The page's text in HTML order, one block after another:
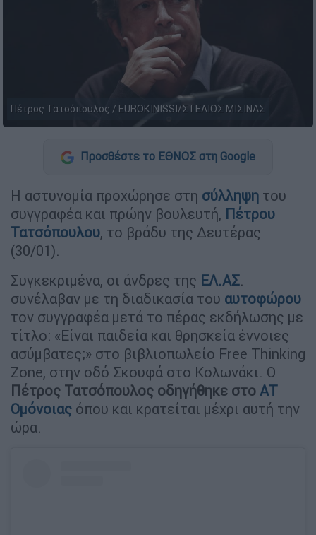
Πέτρος Τατσόπουλος / EUROKINISSI/ΣΤΕΛΙΟΣ ΜΙΣΙΝΑΣ
Προσθέστε το ΕΘΝΟΣ στη Google
Η αστυνομία προχώρησε στη σύλληψη του
συγγραφέα και πρώην βουλευτή, Πέτρου
Τατσόπουλου, το βράδυ της Δευτέρας
(30/01).
Συγκεκριμένα, οι άνδρες της ΕΛ.ΑΣ.
συνέλαβαν με τη διαδικασία του αυτοφώρου
τον συγγραφέα μετά το πέρας εκδήλωσης με
τίτλο: «Είναι παιδεία και θρησκεία έννοιες
ασύμβατες;» στο βιβλιοπωλείο Free Thinking
Zone, στην οδό Σκουφά στο Κολωνάκι. Ο
Πέτρος Τατσόπουλος οδηγήθηκε στο ΑΤ
Ομόνοιας όπου και κρατείται μέχρι αυτή την
ώρα.